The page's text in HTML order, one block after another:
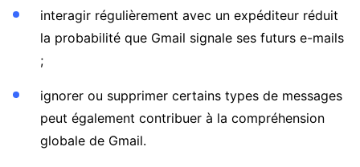
interagir régulièrement avec un expéditeur réduit
la probabilité que Gmail signale ses futurs e-mails
;
ignorer ou supprimer certains types de messages
peut également contribuer à la compréhension
globale de Gmail.